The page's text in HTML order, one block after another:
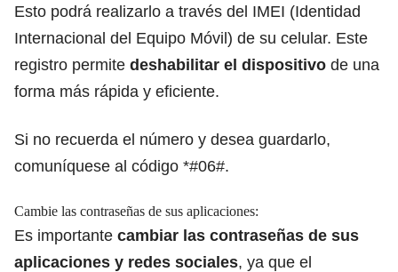
Esto podrá realizarlo a través del IMEI (Identidad
Internacional del Equipo Móvil) de su celular. Este
registro permite deshabilitar el dispositivo de una
forma más rápida y eficiente.
Si no recuerda el número y desea guardarlo,
comuníquese al código *#06#.
Cambie las contraseñas de sus aplicaciones:
Es importante cambiar las contraseñas de sus
aplicaciones y redes sociales, ya que el